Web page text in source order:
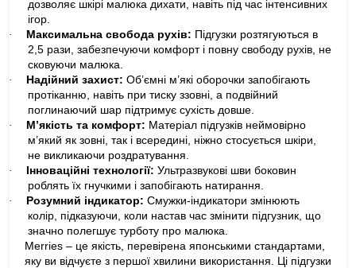
дозволяє шкірі малюка дихати, навіть під час інтенсивних
ігор.
· Максимальна свобода рухів: Підгузки розтягуються в
2,5 рази, забезпечуючи комфорт і повну свободу рухів, не
сковуючи малюка.
· Надійний захист: Об’ємні м’які оборочки запобігають
протіканню, навіть при тиску ззовні, а подвійний
поглинаючий шар підтримує сухість довше.
· М’якість та комфорт: Матеріал підгузків неймовірно
м’який як зовні, так і всередині, ніжно стосується шкіри,
не викликаючи роздратування.
· Інноваційні технології: Ультразвукові шви боковин
роблять їх гнучкими і запобігають натирання.
· Розумний індикатор: Смужки-індикатори змінюють
колір, підказуючи, коли настав час змінити підгузник, що
значно полегшує турботу про малюка.
Merries – це якість, перевірена японськими стандартами,
яку ви відчуєте з першої хвилини використання. Ці підгузки